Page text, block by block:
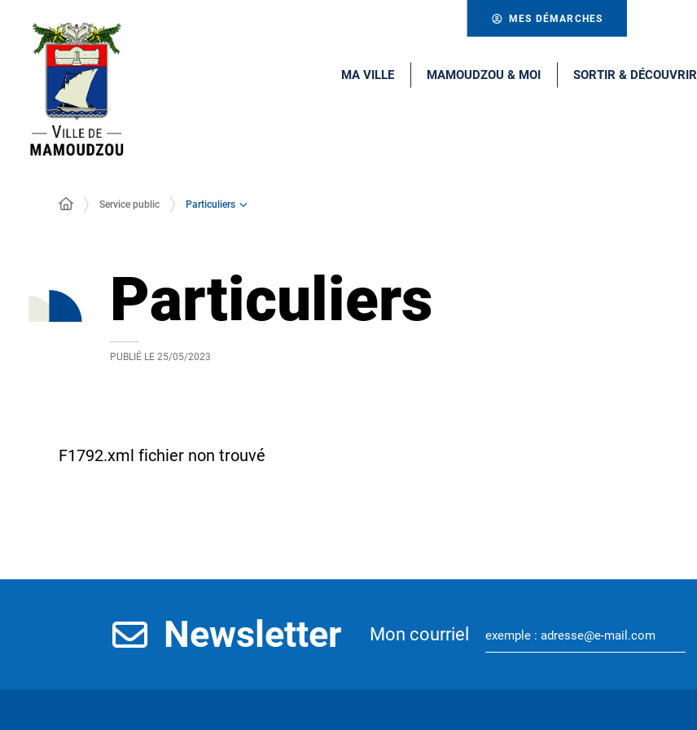
MES DÉMARCHES
MA VILLE MAMOUDZOU & MOI SORTIR & DÉCOUVRIR
Service public Particuliers
Particuliers
PUBLIÉ LE 25/05/2023
F1792.xml fichier non trouvé
Newsletter Mon courriel